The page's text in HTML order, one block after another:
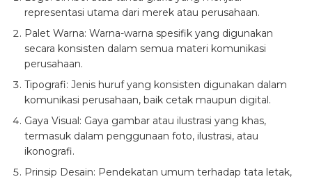
representasi utama dari merek atau perusahaan.
Palet Warna: Warna-warna spesifik yang digunakan
secara konsisten dalam semua materi komunikasi
perusahaan.
Tipografi: Jenis huruf yang konsisten digunakan dalam
komunikasi perusahaan, baik cetak maupun digital.
Gaya Visual: Gaya gambar atau ilustrasi yang khas,
termasuk dalam penggunaan foto, ilustrasi, atau
ikonografi.
Prinsip Desain: Pendekatan umum terhadap tata letak,